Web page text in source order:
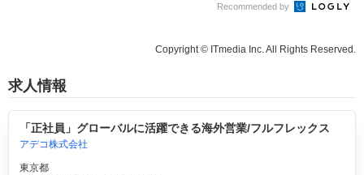
Recommended by
Copyright © ITmedia Inc. All Rights Reserved.
求人情報
「正社員」グローバルに活躍できる海外営業/フルフレックス
アデコ株式会社
東京都